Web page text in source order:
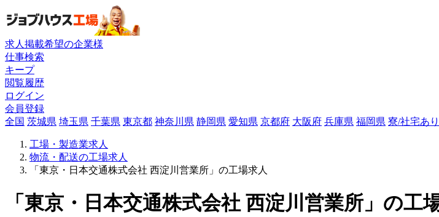
求人掲載希望の企業様
仕事検索
キープ
閲覧履歴
ログイン
会員登録
全国 茨城県 埼玉県 千葉県 東京都 神奈川県 静岡県 愛知県 京都府 大阪府 兵庫県 福岡県 寮/社宅あり
工場・製造業求人
物流・配送の工場求人
「東京・日本交通株式会社 西淀川営業所」の工場求人
「東京・日本交通株式会社 西淀川営業所」の工